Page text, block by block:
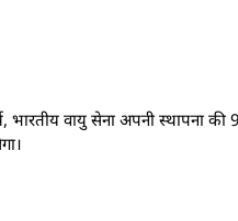
वायु सेना अपनी स्थापना की